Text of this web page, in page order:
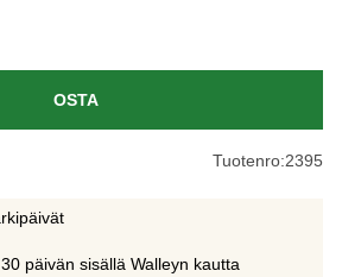
OSTA
Tuotenro:2395
päivän sisällä Walleyn kautta